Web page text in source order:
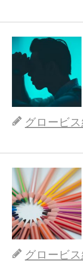
グロービ
グロービ